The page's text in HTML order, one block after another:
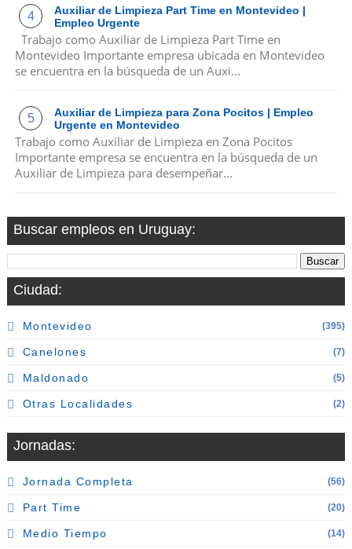
Auxiliar de Limpieza Part Time en Montevideo |
Empleo Urgente
Trabajo como Auxiliar de Limpieza Part Time en
Montevideo Importante empresa ubicada en Montevideo
se encuentra en la búsqueda de un Auxi...
Auxiliar de Limpieza para Zona Pocitos | Empleo
Urgente en Montevideo
Trabajo como Auxiliar de Limpieza en Zona Pocitos
Importante empresa se encuentra en la búsqueda de un
Auxiliar de Limpieza para desempeñar...
Buscar empleos en Uruguay:
Ciudad:
Montevideo (395)
Canelones (7)
Maldonado (5)
Otras Localidades (2)
Jornadas:
Jornada Completa (56)
Part Time (20)
Medio Tiempo (14)